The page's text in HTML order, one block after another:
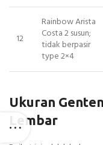
12
Rainbow Arista
Costa 2 susun;
tidak berpasir
type 2×4
Ukuran
Lembar